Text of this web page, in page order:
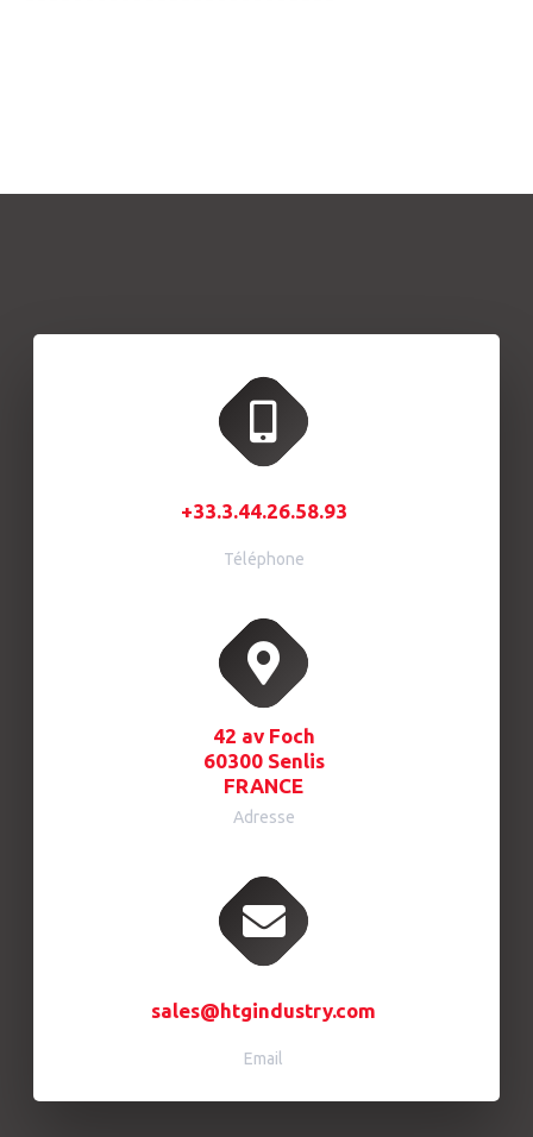
+33.3.44.26.58.93
Téléphone
42 av Foch
60300 Senlis
FRANCE
Adresse
sales@htgindustry.com
Email